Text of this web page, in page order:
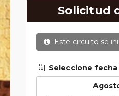
Solicitud
Este circuito se
Seleccione fecha